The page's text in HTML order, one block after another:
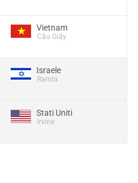
Vietnam
Cầu Giấy
Israele
Ramla
Stati Uniti
Irvine